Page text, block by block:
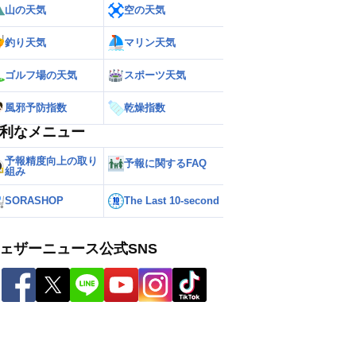
山の天気 空の天気
釣り天気 マリン天気
ゴルフ場の天気 スポーツ天気
風邪予防指数 乾燥指数
なメニュー
予報精度向上の取り
組み
予報に関するFAQ
SORASHOP The Last 10-second
ザーニュース公式SNS